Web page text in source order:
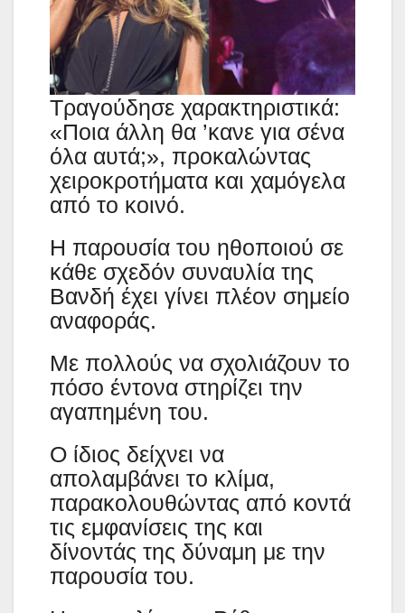
Τραγούδησε χαρακτηριστικά:
«Ποια άλλη θα ’κανε για σένα
όλα αυτά;», προκαλώντας
χειροκροτήματα και χαμόγελα
από το κοινό.
Η παρουσία του ηθοποιού σε
κάθε σχεδόν συναυλία της
Βανδή έχει γίνει πλέον σημείο
αναφοράς.
Με πολλούς να σχολιάζουν το
πόσο έντονα στηρίζει την
αγαπημένη του.
Ο ίδιος δείχνει να
απολαμβάνει το κλίμα,
παρακολουθώντας από κοντά
τις εμφανίσεις της και
δίνοντάς της δύναμη με την
παρουσία του.